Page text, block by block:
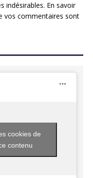
indésirables. En savoir
vos commentaires sont
cookies de
contenu